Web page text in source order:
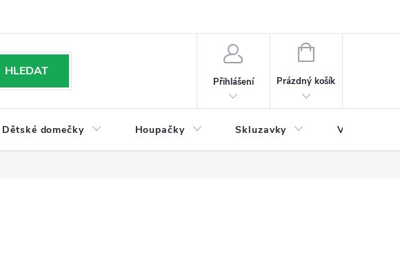
HLEDAT
Přihlášení
NÁKUPNÍ
Prázdný košík
Dětské domečky Houpačky Skluzavky Veřejná